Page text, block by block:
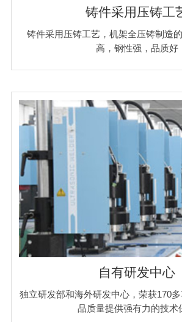
铸件采用压铸工
铸件采用压铸工艺，机架全压铸制造
高，钢性强，品质好
自有研发中心
独立研发部和海外研发中心，荣获170
品质量提供强有力的技术